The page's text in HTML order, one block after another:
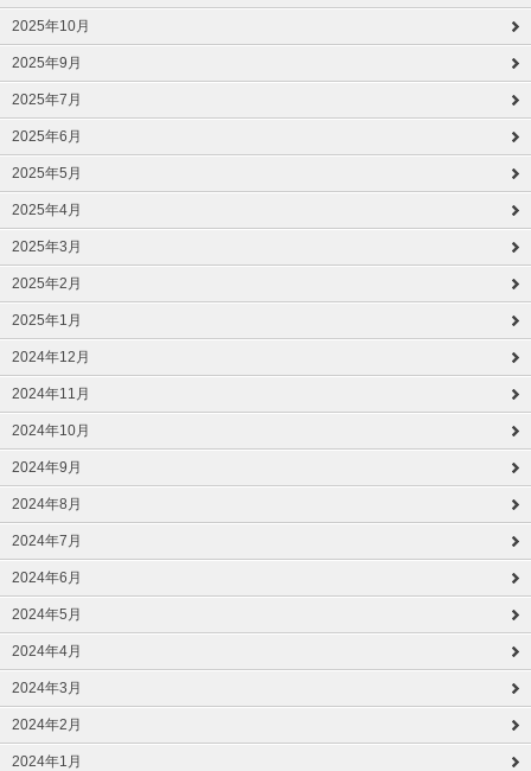
2025年10月
2025年9月
2025年7月
2025年6月
2025年5月
2025年4月
2025年3月
2025年2月
2025年1月
2024年12月
2024年11月
2024年10月
2024年9月
2024年8月
2024年7月
2024年6月
2024年5月
2024年4月
2024年3月
2024年2月
2024年1月